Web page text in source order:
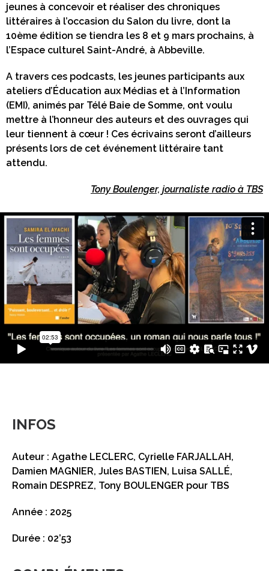
jeunes à concevoir et réaliser des chroniques
littéraires à l’occasion du Salon du livre, dont la
10ème édition se tiendra les 8 et 9 mars prochains, à
l’Espace culturel Saint-André, à Abbeville.
A travers ces podcasts, les jeunes participants aux
ateliers d’Éducation aux Médias et à l’Information
(EMI), animés par Télé Baie de Somme, ont voulu
mettre à l’honneur des auteurs et des ouvrages qui
leur tiennent à cœur ! Ces écrivains seront d’ailleurs
présents lors de cet événement littéraire tant
attendu.
Tony Boulenger, journaliste radio à TBS
INFOS
Auteur : Agathe LECLERC, Cyrielle FARJALLAH,
Damien MAGNIER, Jules BASTIEN, Luisa SALLÉ,
Romain DESPREZ, Tony BOULENGER pour TBS
Année : 2025
Durée : 02’53